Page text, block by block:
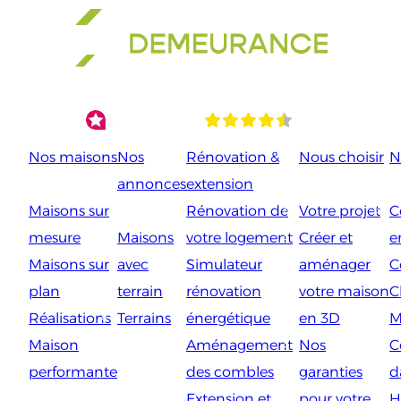
Nos maisons
Maisons sur
mesure
Maisons sur
plan
Réalisations
Maison
performante
Nos
annonces
Maisons
avec
terrain
Terrains
Rénovation &
extension
Rénovation de
votre logement
Simulateur
rénovation
énergétique
Aménagement
des combles
Nous choisir
Votre projet
Créer et
aménager
votre maison
en 3D
Nos
garanties